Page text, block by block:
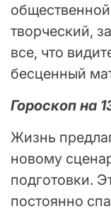
творческий,
все, что
бесценный
Гороскоп на
Жизнь
новому
подготовки.
постоянно